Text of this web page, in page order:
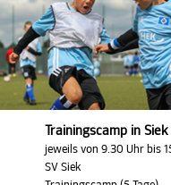
Trainingscamp in Siek
jeweils von 9.30 Uhr bis
SV Siek